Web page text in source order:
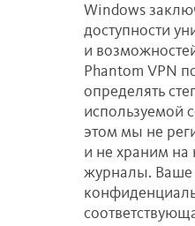
Windows
доступности
и
Phantom VPN
определять
используемой
этом мы не
и не храним на
журналы.